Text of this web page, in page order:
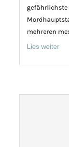
gefährlichste
mehreren
Lies weiter